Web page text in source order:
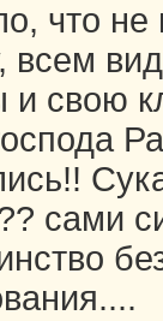
что не
всем
и свою
сами